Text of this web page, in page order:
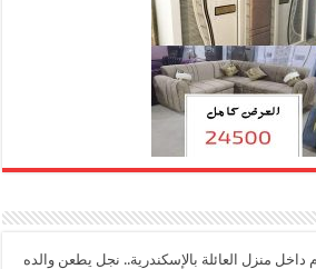
داخل منزل العائلة بالإسكندرية.. نجل يطعن والده